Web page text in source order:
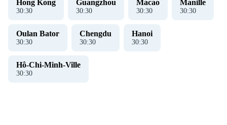
Hong Kong
30:31
Guangzhou
30:31
Macao
30:31
Manille
30:31
Oulan Bator
30:31
Chengdu
30:31
Hanoi
30:31
Hô-Chi-Minh-Ville
30:31